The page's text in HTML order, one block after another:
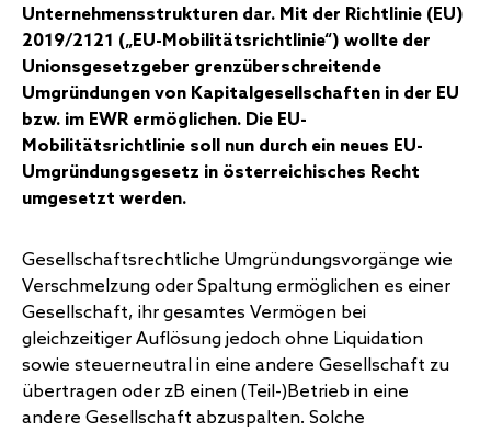
Unternehmensstrukturen dar. Mit der Richtlinie (EU)
2019/2121 („EU-Mobilitätsrichtlinie“) wollte der
Unionsgesetzgeber grenzüberschreitende
Umgründungen von Kapitalgesellschaften in der EU
bzw. im EWR ermöglichen. Die EU-
Mobilitätsrichtlinie soll nun durch ein neues EU-
Umgründungsgesetz in österreichisches Recht
umgesetzt werden.
Gesellschaftsrechtliche Umgründungsvorgänge wie
Verschmelzung oder Spaltung ermöglichen es einer
Gesellschaft, ihr gesamtes Vermögen bei
gleichzeitiger Auflösung jedoch ohne Liquidation
sowie steuerneutral in eine andere Gesellschaft zu
übertragen oder zB einen (Teil-)Betrieb in eine
andere Gesellschaft abzuspalten. Solche